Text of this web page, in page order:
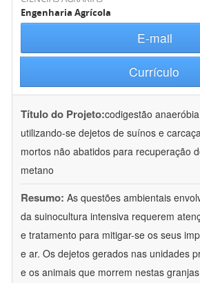
Engenharia Agrícola
E-mail
Currículo
Título do Projeto:codigestão
utilizando-se dejetos de suínos e
mortos não abatidos para recuperação
metano
Resumo: As questões ambientais
da suinocultura intensiva requerem
e tratamento para mitigar-se os seus
e ar. Os dejetos gerados nas unidades
e os animais que morrem nestas